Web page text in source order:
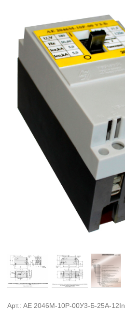
Арт.: АЕ 2046М-10Р-00У3-Б-25А-12In